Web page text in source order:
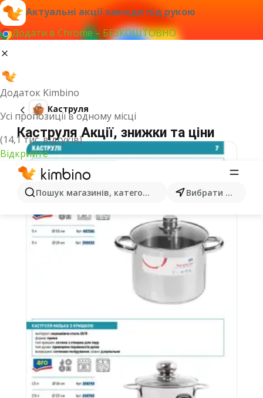
Актуальні акції завжди під рукою
Додати в Chrome – БЕЗКОШТОВНО
Додаток Kimbino
Усі пропозиції в одному місці
(14,1 тис. відгуків)
Відкрийте
Пошук магазинів, категорій, товарів... Вибрати місто
Каструля
Каструля Акції, знижки та ціни